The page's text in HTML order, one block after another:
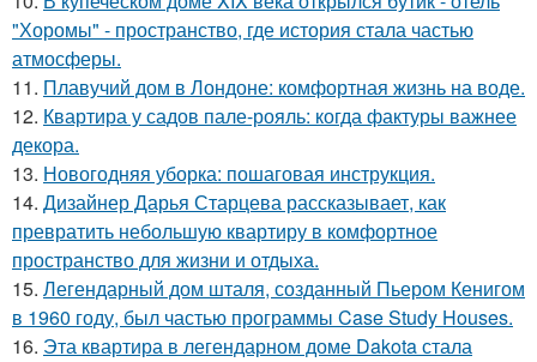
"Хоромы" - пространство, где история стала частью
атмосферы.
11. Плавучий дом в Лондоне: комфортная жизнь на воде.
12. Квартира у садов пале-рояль: когда фактуры важнее
декора.
13. Новогодняя уборка: пошаговая инструкция.
14. Дизайнер Дарья Старцева рассказывает, как
превратить небольшую квартиру в комфортное
пространство для жизни и отдыха.
15. Легендарный дом шталя, созданный Пьером Кенигом
в 1960 году, был частью программы Case Study Houses.
16. Эта квартира в легендарном доме Dakota стала